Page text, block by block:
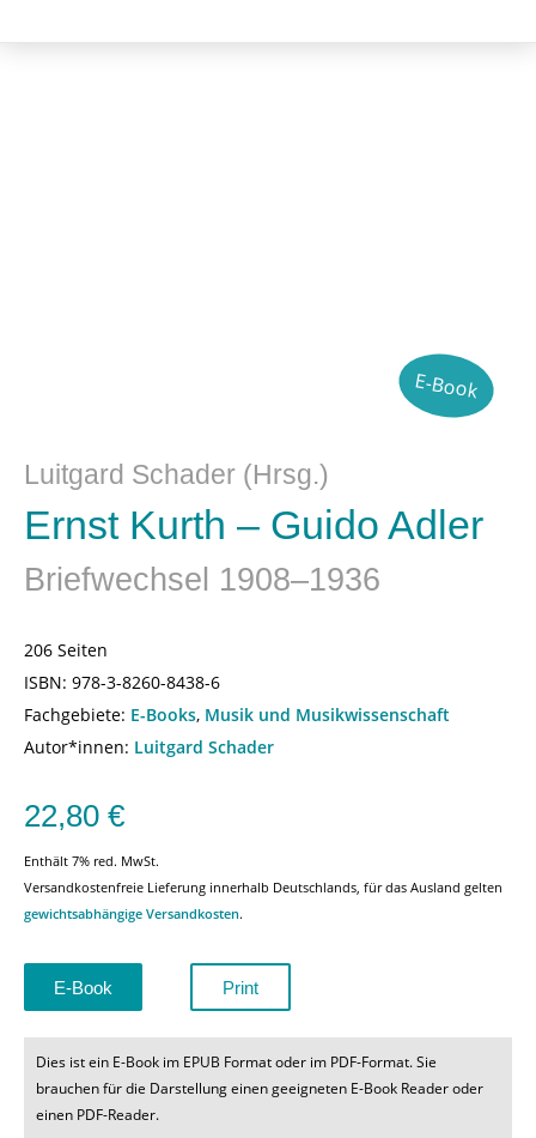
E-Book
Luitgard Schader (Hrsg.)
Ernst Kurth – Guido Adler
Briefwechsel 1908–1936
206 Seiten
ISBN: 978-3-8260-8438-6
Fachgebiete: E-Books, Musik und Musikwissenschaft
Autor*innen: Luitgard Schader
22,80 €
Enthält 7% red. MwSt.
Versandkostenfreie Lieferung innerhalb Deutschlands, für das Ausland gelten
gewichtsabhängige Versandkosten.
E-Book Print
Dies ist ein E-Book im EPUB Format oder im PDF-Format. Sie
brauchen für die Darstellung einen geeigneten E-Book Reader oder
einen PDF-Reader.